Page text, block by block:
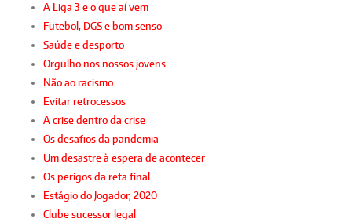
A Liga 3 e o que aí vem
Futebol, DGS e bom senso
Saúde e desporto
Orgulho nos nossos jovens
Não ao racismo
Evitar retrocessos
A crise dentro da crise
Os desafios da pandemia
Um desastre à espera de acontecer
Os perigos da reta final
Estágio do Jogador, 2020
Clube sucessor legal